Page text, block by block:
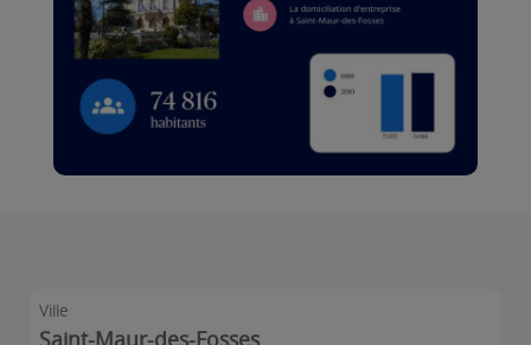
Ville
Saint-Maur-des-Fosses